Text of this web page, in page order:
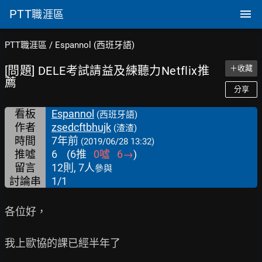
PTT職涯區
PTT職涯區 / Espannol (西班牙語)
[問題] DELE考試請益及練聽力Netflix推
薦
＋收藏
分享
看板 Espannol (西班牙語)
作者 zsedcftbhujk (渣渣)
時間 7年前 (2019/06/28 13:32)
推噓 6 (6推 0噓 6→)
留言
12則, 7人參與
討論串 1/1
各位好，
我上歐協的課已經半年了